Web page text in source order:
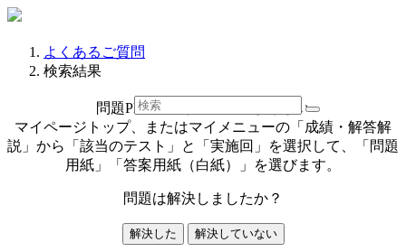
よくあるご質問
検索結果
問題PDF、答案用紙PDFがほしい
マイページトップ、またはマイメニューの「成績・解答解
説」から「該当のテスト」と「実施回」を選択して、「問題
用紙」「答案用紙（白紙）」を選びます。
問題は解決しましたか？
解決した 解決していない